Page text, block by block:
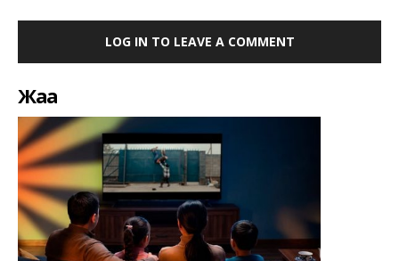
LOG IN TO LEAVE A COMMENT
Жаңа